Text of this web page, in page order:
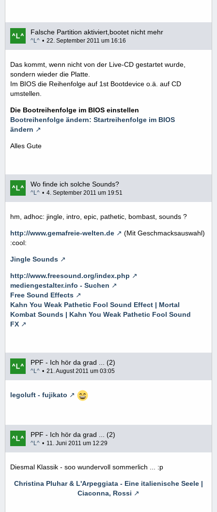
Falsche Partition aktiviert,bootet nicht mehr
^L^ 22. September 2011 um 16:16
Das kommt, wenn nicht von der Live-CD gestartet wurde,
sondern wieder die Platte.
Im BIOS die Reihenfolge auf 1st Bootdevice o.ä. auf CD
umstellen.
Die Bootreihenfolge im BIOS einstellen
Bootreihenfolge ändern: Startreihenfolge im BIOS
ändern
Alles Gute
Wo finde ich solche Sounds?
^L^ 4. September 2011 um 19:51
hm, adhoc: jingle, intro, epic, pathetic, bombast, sounds ?
http://www.gemafreie-welten.de
(Mit Geschmacksauswahl)
:cool:
Jingle Sounds
http://www.freesound.org/index.php
mediengestalter.info - Suchen
Free Sound Effects
Kahn You Weak Pathetic Fool Sound Effect | Mortal
Kombat Sounds | Kahn You Weak Pathetic Fool Sound
FX
PPF - Ich hör da grad ... (2)
^L^ 21. August 2011 um 03:05
legoluft - fujikato
PPF - Ich hör da grad ... (2)
^L^ 11. Juni 2011 um 12:29
Diesmal Klassik - soo wundervoll sommerlich ... :p
Christina Pluhar & L'Arpeggiata - Eine italienische Seele |
Ciaconna, Rossi